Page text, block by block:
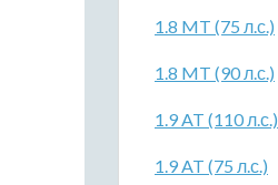
1.8 MT (75 л.с.)
1.8 MT (90 л.с.)
1.9 AT (110 л.с.)
1.9 AT (75 л.с.)